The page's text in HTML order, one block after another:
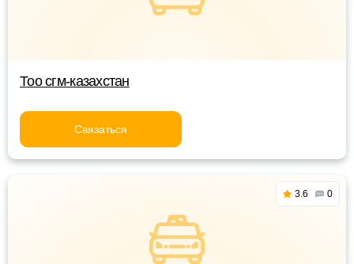
Тоо сгм-казахстан
Связаться
3.6 0